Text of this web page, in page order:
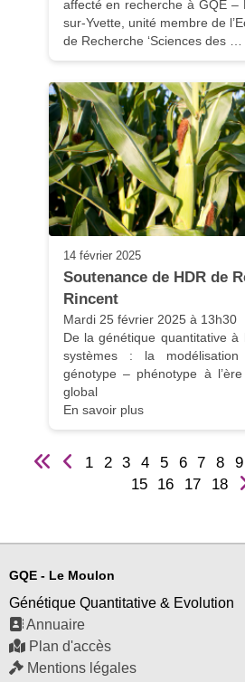
affecté en recherche à GQE –
sur-Yvette, unité membre de
de Recherche ‘Sciences des …
14 février 2025
Soutenance de HDR de
Rincent
Mardi 25 février 2025 à 13h30
De la génétique quantitative à
systèmes : la
génotype – phénotype à
global
En savoir plus
1 2 3 4 5 6 7 8 9
15
16 17 18
GQE - Le Moulon
Génétique Quantitative & Evolution
Annuaire
Plan d'accès
Mentions légales